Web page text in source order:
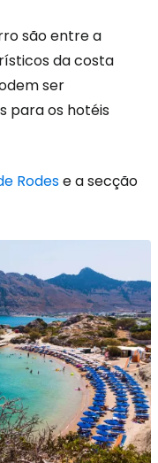
são entre a
da costa
ser
para os hotéis
Rodese a secção